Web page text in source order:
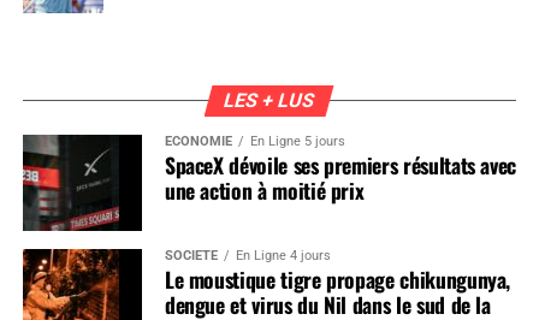
LES + LUS
ÉCONOMIE En Ligne 5 jours
SpaceX dévoile ses premiers résultats avec
une action à moitié prix
SOCIÉTÉ En Ligne 4 jours
Le moustique tigre propage chikungunya,
dengue et virus du Nil dans le sud de la